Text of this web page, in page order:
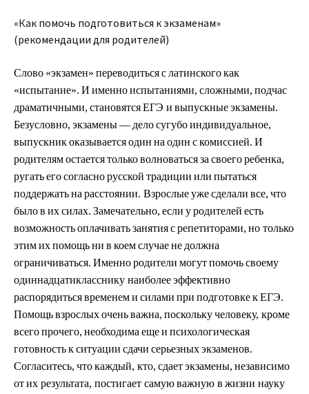
«Как помочь подготовиться к экзаменам»
(рекомендации для родителей)
Слово «экзамен» переводитьсяслатинскогокак
«испытание». И именноиспытаниями, сложными, подчас
драматичными, становятсяЕГЭ и выпускныеэкзамены.
Безусловно, экзамены— делосугубоиндивидуальное,
выпускникоказываетсяодин на один скомиссией. И
родителямостаетсятольковолноватьсяза своегоребенка,
ругатьегосогласнорусской традиции или пытаться
поддержатьна расстоянии. Взрослыеужесделали все, что
былов ихсилах. Замечательно, если уродителей есть
возможностьоплачиватьзанятиясрепетиторами, но только
этимихпомощьни в коемслучаене должна
ограничиваться. Именнородители могутпомочьсвоему
одиннадцатикласснику наиболееэффективно
распорядитьсявременеми силами при подготовкекЕГЭ.
Помощьвзрослыхоченьважна, посколькучеловеку, кроме
всегопрочего, необходима ещеи психологическая
готовностькситуации сдачи серьезныхэкзаменов.
Согласитесь, чтокаждый, кто, сдаетэкзамены, независимо
отих результата, постигает самуюважную в жизни науку